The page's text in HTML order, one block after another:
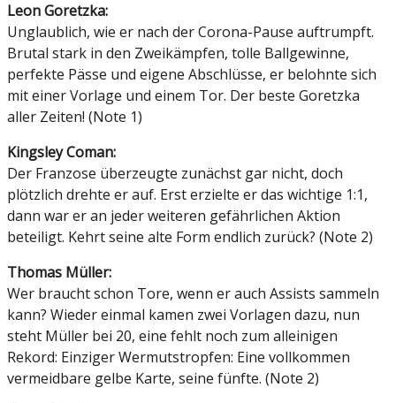
Leon Goretzka:
Unglaublich, wie er nach der Corona-Pause auftrumpft.
Brutal stark in den Zweikämpfen, tolle Ballgewinne,
perfekte Pässe und eigene Abschlüsse, er belohnte sich
mit einer Vorlage und einem Tor. Der beste Goretzka
aller Zeiten! (Note 1)
Kingsley Coman:
Der Franzose überzeugte zunächst gar nicht, doch
plötzlich drehte er auf. Erst erzielte er das wichtige 1:1,
dann war er an jeder weiteren gefährlichen Aktion
beteiligt. Kehrt seine alte Form endlich zurück? (Note 2)
Thomas Müller:
Wer braucht schon Tore, wenn er auch Assists sammeln
kann? Wieder einmal kamen zwei Vorlagen dazu, nun
steht Müller bei 20, eine fehlt noch zum alleinigen
Rekord: Einziger Wermutstropfen: Eine vollkommen
vermeidbare gelbe Karte, seine fünfte. (Note 2)